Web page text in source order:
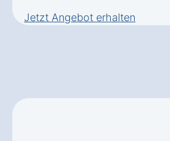
Jetzt Angebot erhalten